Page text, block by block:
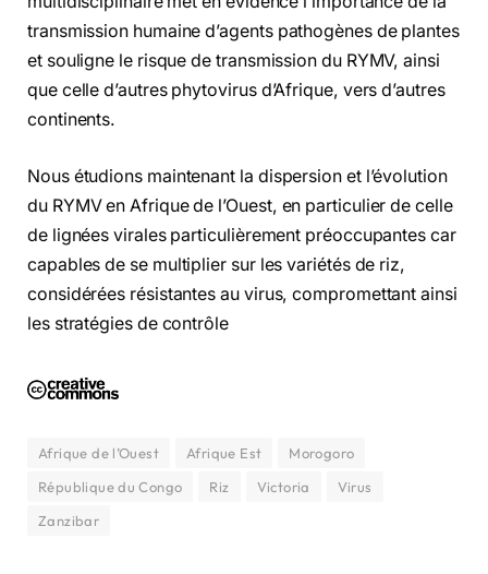
transmission humaine d’agents pathogènes de plantes
et souligne le risque de transmission du RYMV, ainsi
que celle d’autres phytovirus d’Afrique, vers d’autres
continents.
Nous étudions maintenant la dispersion et l’évolution
du RYMV en Afrique de l’Ouest, en particulier de celle
de lignées virales particulièrement préoccupantes car
capables de se multiplier sur les variétés de riz,
considérées résistantes au virus, compromettant ainsi
les stratégies de contrôle
Afrique de l’Ouest Afrique Est
Morogoro
République du Congo
Riz Victoria
Virus
Zanzibar